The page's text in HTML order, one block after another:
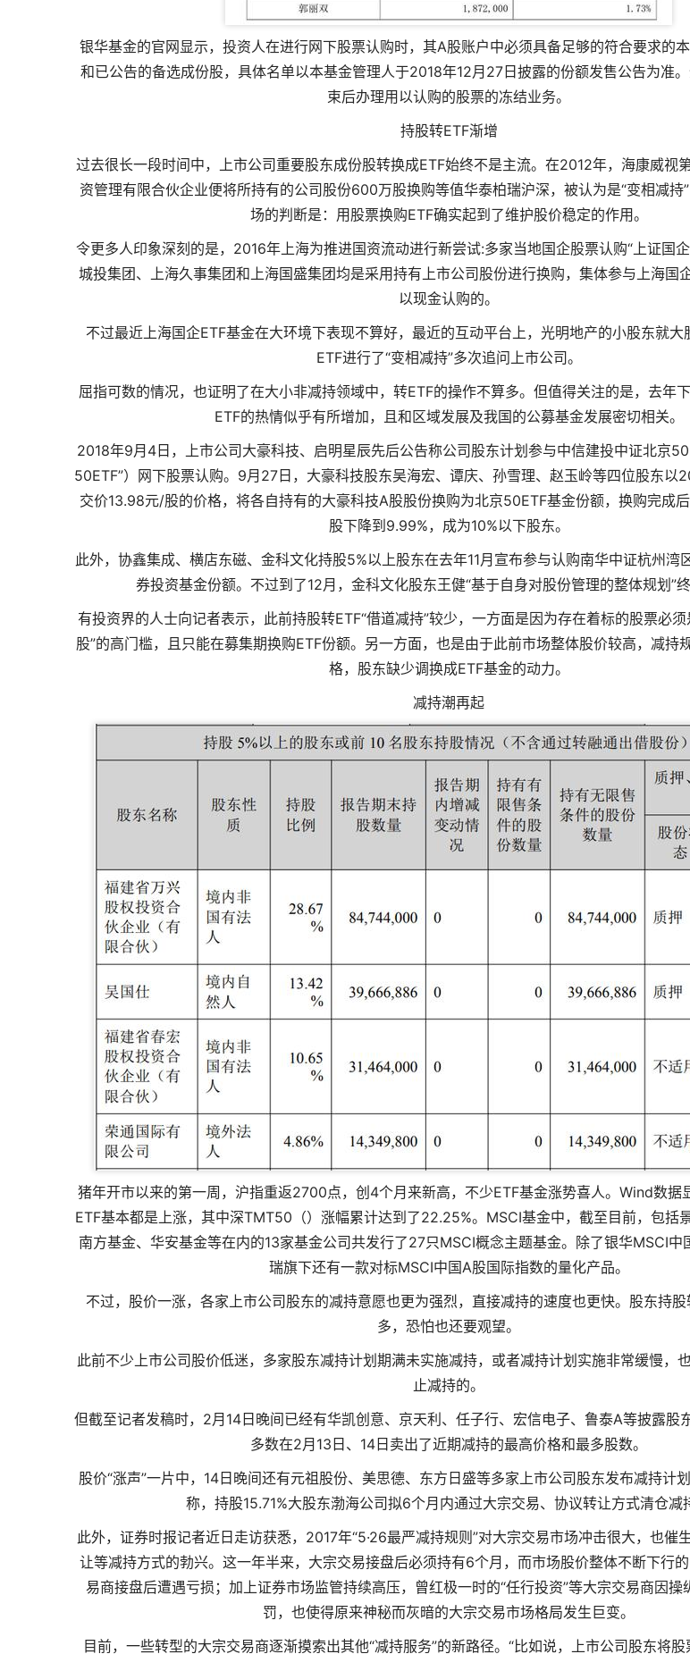
银华基金的官网显示，投资人在进行网下股票认购时，其A股账户中必须具备足够的符合要求的
和已公告的备选成份股，具体名单以本基金管理人于2018年12月27日披露的份额发售公告为准
束后办理用以认购的股票的冻结业务。
持股转ETF渐增
过去很长一段时间中，上市公司重要股东成份股转换成ETF始终不是主流。在2012年，海康威视
资管理有限合伙企业便将所持有的公司股份600万股换购等值华泰柏瑞沪深，被认为是“变相减持
场的判断是：用股票换购ETF确实起到了维护股价稳定的作用。
令更多人印象深刻的是，2016年上海为推进国资流动进行新尝试:多家当地国企股票认购“上证国
城投集团、上海久事集团和上海国盛集团均是采用持有上市公司股份进行换购，集体参与上海国
以现金认购的。
不过最近上海国企ETF基金在大环境下表现不算好，最近的互动平台上，光明地产的小股东就大
ETF进行了“变相减持”多次追问上市公司。
屈指可数的情况，也证明了在大小非减持领域中，转ETF的操作不算多。但值得关注的是，去年
ETF的热情似乎有所增加，且和区域发展及我国的公募基金发展密切相关。
2018年9月4日，上市公司大豪科技、启明星辰先后公告称公司股东计划参与中信建投中证北京
50ETF”）网下股票认购。9月27日，大豪科技股东吴海宏、谭庆、孙雪理、赵玉岭等四位股东以
交价13.98元/股的价格，将各自持有的大豪科技A股股份换购为北京50ETF基金份额，换购完成
股下降到9.99%，成为10%以下股东。
此外，协鑫集成、横店东磁、金科文化持股5%以上股东在去年11月宣布参与认购南华中证杭州湾
券投资基金份额。不过到了12月，金科文化股东王健“基于自身对股份管理的整体规划”终
有投资界的人士向记者表示，此前持股转ETF“借道减持”较少，一方面是因为存在着标的股票必
股”的高门槛，且只能在募集期换购ETF份额。另一方面，也是由于此前市场整体股价较高，减持
格，股东缺少调换成ETF基金的动力。
减持潮再起
猪年开市以来的第一周，沪指重返2700点，创4个月来新高，不少ETF基金涨势喜人。Wind数据
ETF基本都是上涨，其中深TMT50（）涨幅累计达到了22.25%。MSCI基金中，截至目前，包括
南方基金、华安基金等在内的13家基金公司共发行了27只MSCI概念主题基金。除了银华MSCI中
瑞旗下还有一款对标MSCI中国A股国际指数的量化产品。
不过，股价一涨，各家上市公司股东的减持意愿也更为强烈，直接减持的速度也更快。股东持
多，恐怕也还要观望。
此前不少上市公司股价低迷，多家股东减持计划期满未实施减持，或者减持计划实施非常缓慢，
止减持的。
但截至记者发稿时，2月14日晚间已经有华凯创意、京天利、任子行、宏信电子、鲁泰A等披露股
多数在2月13日、14日卖出了近期减持的最高价格和最多股数。
股价“涨声”一片中，14日晚间还有元祖股份、美思德、东方日盛等多家上市公司股东发布减持计
称，持股15.71%大股东渤海公司拟6个月内通过大宗交易、协议转让方式清仓减
此外，证券时报记者近日走访获悉，2017年“5·26最严减持规则”对大宗交易市场冲击很大，也催
让等减持方式的勃兴。这一年半来，大宗交易接盘后必须持有6个月，而市场股价整体不断下行
易商接盘后遭遇亏损；加上证券市场监管持续高压，曾红极一时的“任行投资”等大宗交易商因操
罚，也使得原来神秘而灰暗的大宗交易市场格局发生巨变。
目前，一些转型的大宗交易商逐渐摸索出其他“减持服务”的新路径。“比如说，上市公司股东将